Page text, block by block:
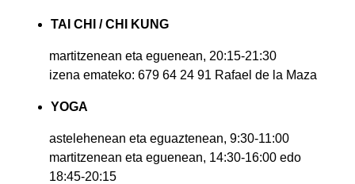
TAI CHI / CHI KUNG
martitzenean eta eguenean, 20:15-21:30
izena emateko: 679 64 24 91 Rafael de la Maza
YOGA
astelehenean eta eguaztenean, 9:30-11:00
martitzenean eta eguenean, 14:30-16:00 edo
18:45-20:15